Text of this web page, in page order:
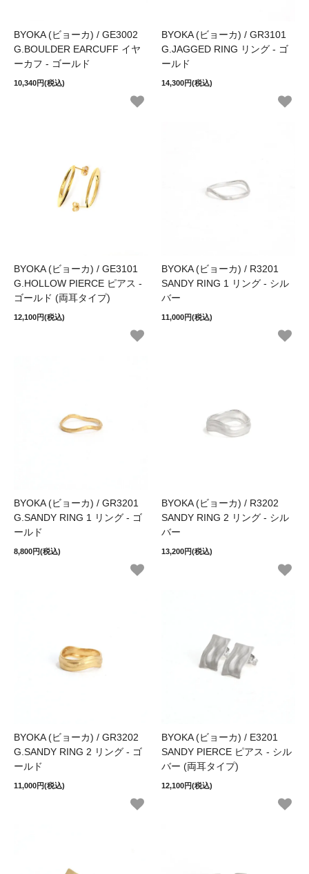
BYOKA (ビョーカ) / GE3002
G.BOULDER EARCUFF イヤ
ーカフ - ゴールド
10,340円(税込)
BYOKA (ビョーカ) / GR3101
G.JAGGED RING リング - ゴ
ールド
14,300円(税込)
BYOKA (ビョーカ) / GE3101
G.HOLLOW PIERCE ピアス -
ゴールド (両耳タイプ)
12,100円(税込)
BYOKA (ビョーカ) / R3201
SANDY RING 1 リング - シル
バー
11,000円(税込)
BYOKA (ビョーカ) / GR3201
G.SANDY RING 1 リング - ゴ
ールド
8,800円(税込)
BYOKA (ビョーカ) / R3202
SANDY RING 2 リング - シル
バー
13,200円(税込)
BYOKA (ビョーカ) / GR3202
G.SANDY RING 2 リング - ゴ
ールド
11,000円(税込)
BYOKA (ビョーカ) / E3201
SANDY PIERCE ピアス - シル
バー (両耳タイプ)
12,100円(税込)